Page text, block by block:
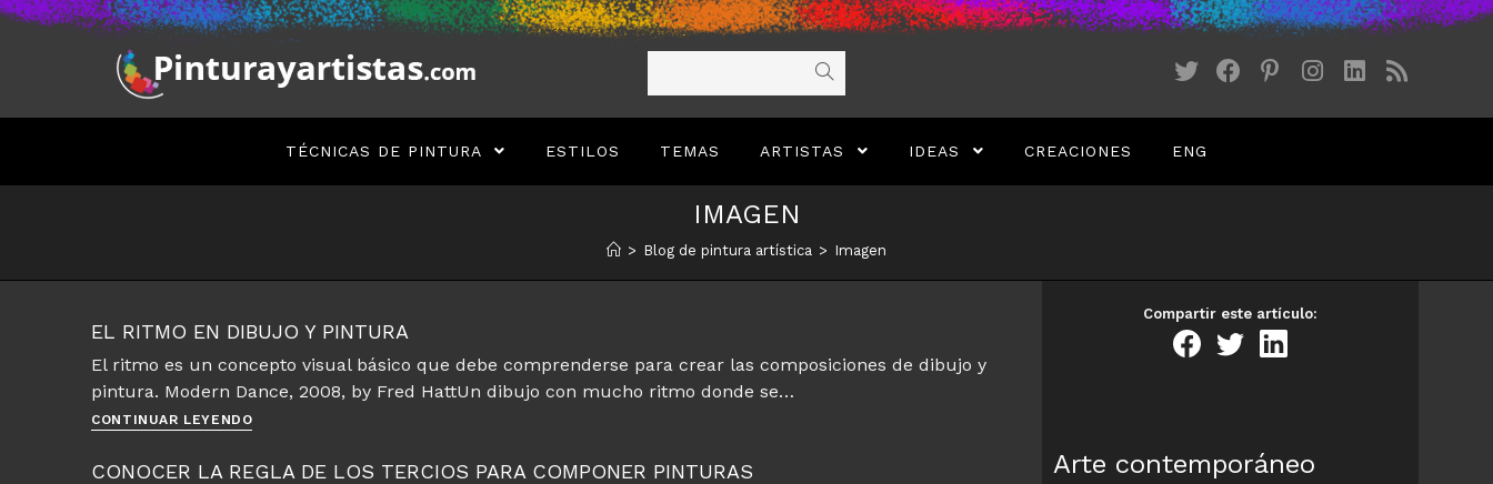
Saltar
TÉCNICAS DE PINTURA ESTILOS TEMAS ARTISTAS IDEAS CREACIONES ENG
IMAGEN
> Blog de pintura artística > Imagen
EL RITMO EN DIBUJO Y PINTURA
El ritmo es un concepto visual básico que debe comprenderse para crear las composiciones de dibujo y
pintura. Modern Dance, 2008, by Fred HattUn dibujo con mucho ritmo donde se…
CONTINUAR LEYENDOEl
en
CONOCER LA REGLA DE LOS TERCIOS PARA COMPONER PINTURAS
Compartir este artículo:
Arte contemporáneo